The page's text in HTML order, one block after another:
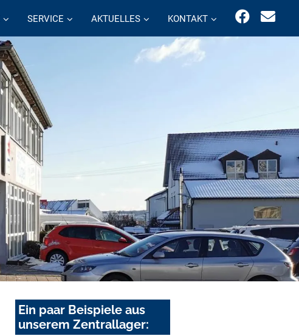
SERVICE AKTUELLES KONTAKT
Ein paar Beispiele aus
unserem Zentrallager: